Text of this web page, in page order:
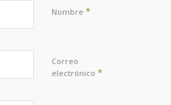
Nombre *
Correo
electrónico *